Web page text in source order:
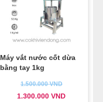
Máy vắt nước cốt dừa
bằng tay 1kg
1.500.000VND
1.300.000VND